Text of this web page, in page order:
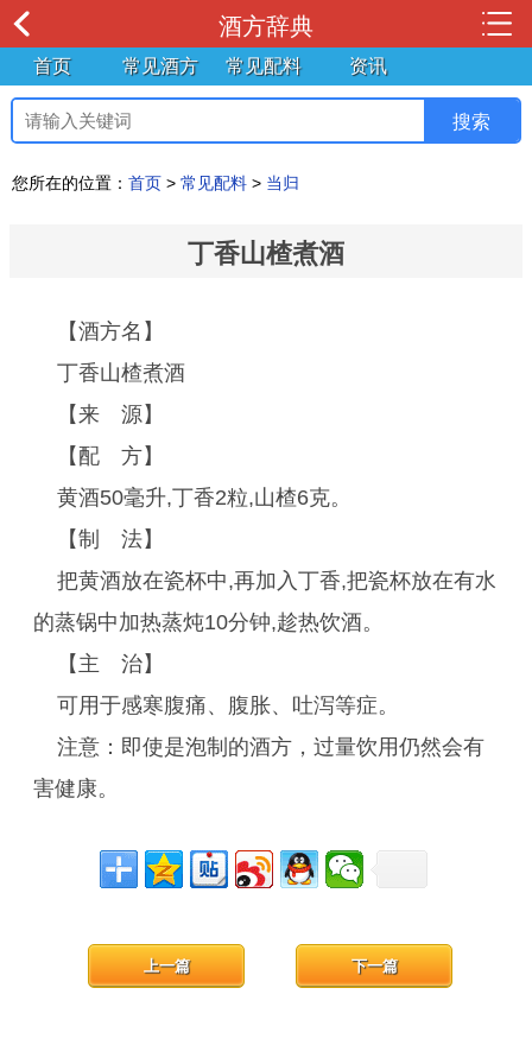
酒方辞典
首页 常见酒方 常见配料 资讯
您所在的位置： 首页 > 常见配料 > 当归
丁香山楂煮酒
【酒方名】
丁香山楂煮酒
【来 源】
【配 方】
黄酒50毫升,丁香2粒,山楂6克。
【制 法】
把黄酒放在瓷杯中,再加入丁香,把瓷杯放在有水
的蒸锅中加热蒸炖10分钟,趁热饮酒。
【主 治】
可用于感寒腹痛、腹胀、吐泻等症。
注意：即使是泡制的酒方，过量饮用仍然会有
害健康。
下一篇
上一篇